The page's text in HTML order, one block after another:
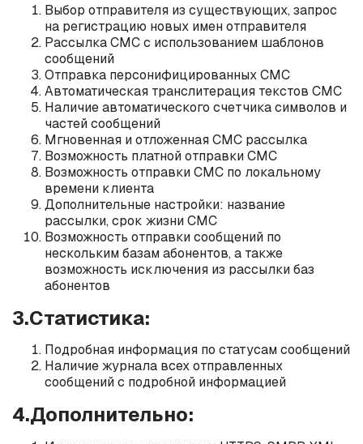
Выбор отправителя из существующих, запрос
на регистрацию новых имен отправителя
Рассылка СМС с использованием шаблонов
сообщений
Отправка персонифицированных СМС
Автоматическая транслитерация текстов СМС
Наличие автоматического счетчика символов и
частей сообщений
Мгновенная и отложенная СМС рассылка
Возможность платной отправки СМС
Возможность отправки СМС по локальному
времени клиента
Дополнительные настройки: название
рассылки, срок жизни СМС
Возможность отправки сообщений по
нескольким базам абонентов, а также
возможность исключения из рассылки баз
абонентов
3.Статистика:
Подробная информация по статусам сообщений
Наличие журнала всех отправленных
сообщений с подробной информацией
4.Дополнительно: